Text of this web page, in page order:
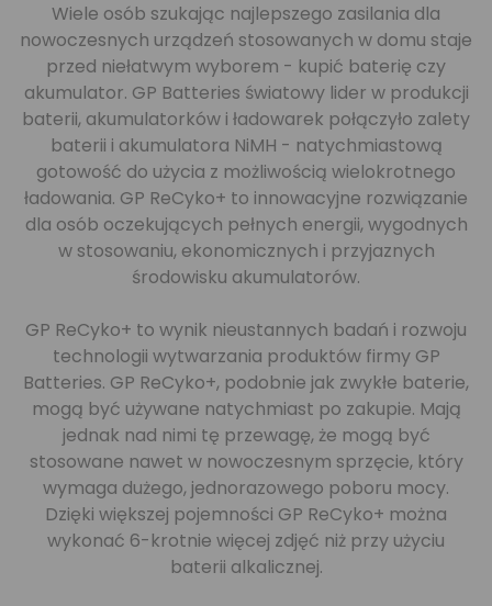
Wiele osób szukając najlepszego zasilania dla
nowoczesnych urządzeń stosowanych w domu staje
przed niełatwym wyborem - kupić baterię czy
akumulator. GP Batteries światowy lider w produkcji
baterii, akumulatorków i ładowarek połączyło zalety
baterii i akumulatora NiMH - natychmiastową
gotowość do użycia z możliwością wielokrotnego
ładowania. GP ReCyko+ to innowacyjne rozwiązanie
dla osób oczekujących pełnych energii, wygodnych
w stosowaniu, ekonomicznych i przyjaznych
środowisku akumulatorów.
GP ReCyko+ to wynik nieustannych badań i rozwoju
technologii wytwarzania produktów firmy GP
Batteries. GP ReCyko+, podobnie jak zwykłe baterie,
mogą być używane natychmiast po zakupie. Mają
jednak nad nimi tę przewagę, że mogą być
stosowane nawet w nowoczesnym sprzęcie, który
wymaga dużego, jednorazowego poboru mocy.
Dzięki większej pojemności GP ReCyko+ można
wykonać 6-krotnie więcej zdjęć niż przy użyciu
baterii alkalicznej.